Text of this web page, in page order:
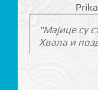
"Мајице су
Хвала и